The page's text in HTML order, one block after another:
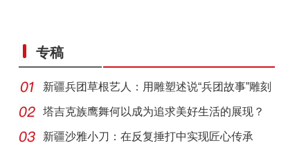
专稿
新疆兵团草根艺人：用雕塑述说“兵团故事”雕刻
别
塔吉克族鹰舞何以成为追求美好生活的展现？
新疆沙雅小刀：在反复捶打中实现匠心传承